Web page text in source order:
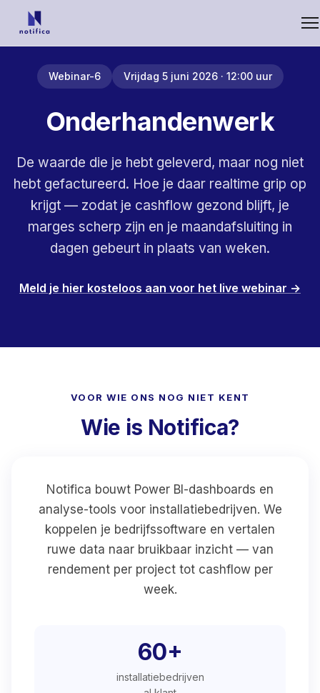
Webinar-6 Vrijdag 5 juni 2026 · 12:00 uur
Onderhandenwerk
De waarde die je hebt geleverd, maar nog niet
hebt gefactureerd. Hoe je daar realtime grip op
krijgt — zodat je cashflow gezond blijft, je
marges scherp zijn en je maandafsluiting in
dagen gebeurt in plaats van weken.
Meld je hier kosteloos aan voor het live webinar →
VOOR WIE ONS NOG NIET KENT
Wie is Notifica?
Notifica bouwt Power BI-dashboards en
analyse-tools voor installatiebedrijven. We
koppelen je bedrijfssoftware en vertalen
ruwe data naar bruikbaar inzicht — van
rendement per project tot cashflow per
week.
60+
installatiebedrijven